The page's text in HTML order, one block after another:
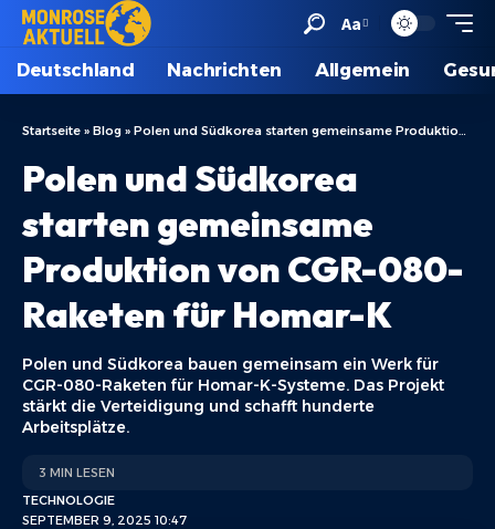
Aa
Deutschland Nachrichten Allgemein
Startseite » Blog » Polen und Südkorea starten gemeinsame Produktion von CGR-080-Raketen für Homar-K
Polen und Südkorea
starten gemeinsame
Produktion von CGR-080-
Raketen für Homar-K
Polen und Südkorea bauen gemeinsam ein Werk für
CGR-080-Raketen für Homar-K-Systeme. Das Projekt
stärkt die Verteidigung und schafft hunderte
Arbeitsplätze.
SEPTEMBER 9, 2025 10:47
TECHNOLOGIE
3 MIN LESEN